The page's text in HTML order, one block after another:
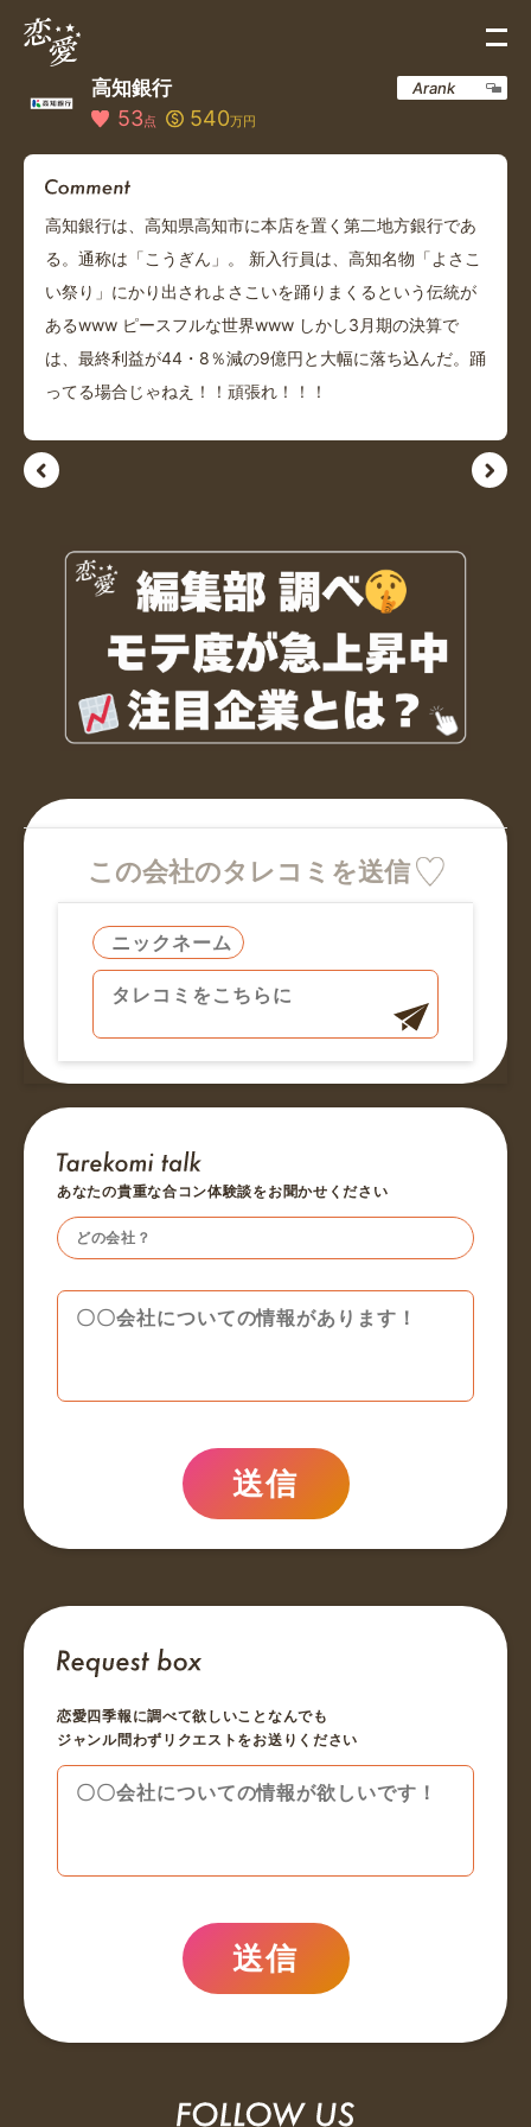
高知銀行
53点 540万円
Arank
高知銀行は、高知県高知市に本店を置く第二地方銀行であ
る。通称は「こうぎん」。 新入行員は、高知名物「よさこ
い祭り」にかり出されよさこいを踊りまくるという伝統が
あるwww ピースフルな世界www しかし3月期の決算で
は、最終利益が44・8％減の9億円と大幅に落ち込んだ。踊
ってる場合じゃねえ！！頑張れ！！！
この会社のタレコミを送信
あなたの貴重な合コン体験談をお聞かせください
送信
恋愛四季報に調べて欲しいことなんでも
ジャンル問わずリクエストをお送りください
送信